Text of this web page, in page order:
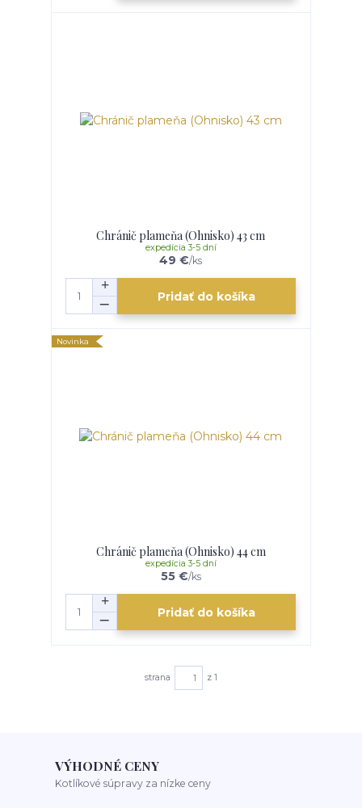
Chránič plameňa (Ohnisko) 43 cm
49 €/ks
expedícia 3-5 dní
Pridať do košíka
Novinka
Chránič plameňa (Ohnisko) 44 cm
55 €/ks
expedícia 3-5 dní
Pridať do košíka
strana z 1
VÝHODNÉ CENY
Kotlíkové súpravy za nízke ceny